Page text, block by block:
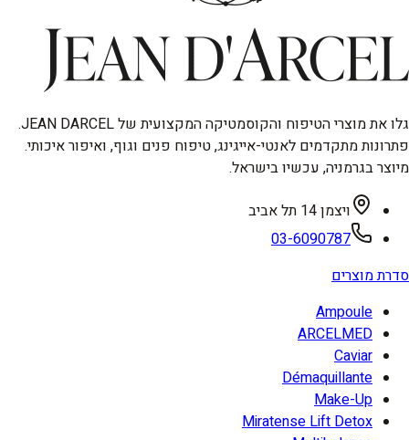
גלו את מוצרי הטיפוח והקוסמטיקה המקצועית של JEAN DARCEL.
פתרונות מתקדמים לאנטי-אייגינג, טיפוח פנים וגוף, ואיפור איכותי.
מיוצר בגרמניה, עכשיו בישראל.
ויצמן 14 תל אביב
03-6090787
סדרת מוצרים
Ampoule
ARCELMED
Caviar
Démaquillante
Make-Up
Miratense Lift Detox